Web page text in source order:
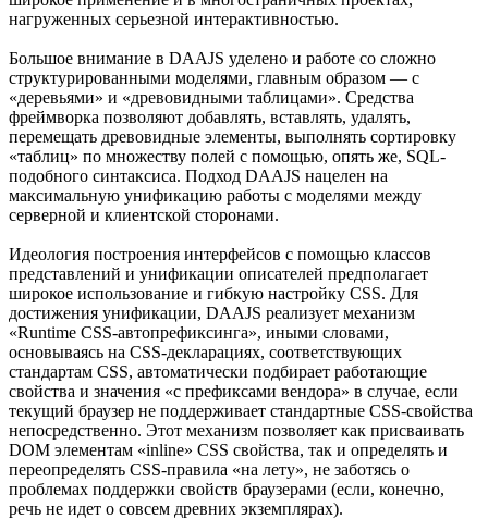
нагруженных серьезной интерактивностью.
Большое внимание в DAAJS уделено и работе со сложно
структурированными моделями, главным образом — с
«деревьями» и «древовидными таблицами». Средства
фреймворка позволяют добавлять, вставлять, удалять,
перемещать древовидные элементы, выполнять сортировку
«таблиц» по множеству полей с помощью, опять же, SQL-
подобного синтаксиса. Подход DAAJS нацелен на
максимальную унификацию работы с моделями между
серверной и клиентской сторонами.
Идеология построения интерфейсов с помощью классов
представлений и унификации описателей предполагает
широкое использование и гибкую настройку CSS. Для
достижения унификации, DAAJS реализует механизм
«Runtime CSS-автопрефиксинга», иными словами,
основываясь на CSS-декларациях, соответствующих
стандартам CSS, автоматически подбирает работающие
свойства и значения «с префиксами вендора» в случае, если
текущий браузер не поддерживает стандартные CSS-свойства
непосредственно. Этот механизм позволяет как присваивать
DOM элементам «inline» CSS свойства, так и определять и
переопределять CSS-правила «на лету», не заботясь о
проблемах поддержки свойств браузерами (если, конечно,
речь не идет о совсем древних экземплярах).